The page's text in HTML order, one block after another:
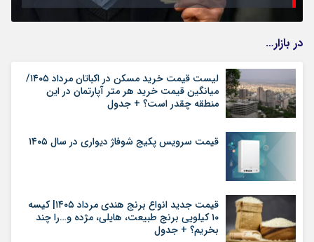
در بازار…
لیست قیمت خرید مسکن در اکباتان مرداد ۱۴۰۵/
میانگین قیمت خرید هر متر آپارتمان در این
منطقه چقدر است؟ + جدول
قیمت سرویس پکیج شوفاژ دیواری در سال ۱۴۰۵
قیمت جدید انواع برنج هندی مرداد ۱۴۰۵| کیسه
۱۰ کیلویی برنج طبیعت، هایلی، مژده و…را چند
بخریم؟ + جدول